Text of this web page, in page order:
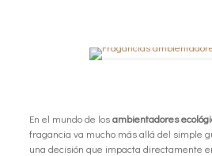
En el mundo de losambientadores
fragancia va mucho más allá del simple
una decisión que impacta directamente